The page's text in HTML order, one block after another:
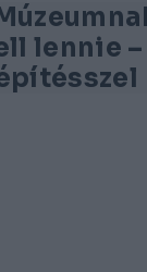
lennie –